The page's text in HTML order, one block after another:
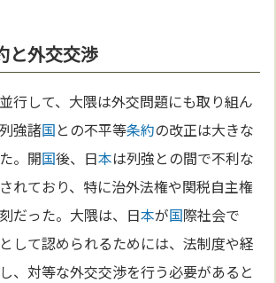
と外交交渉
行して、大隈は外交問題にも取り組ん
強諸国との不平等条約の改正は大きな
。開国後、日本は列強との間で不利な
れており、特に治外法権や関税自主権
だった。大隈は、日本が国際社会で
して認められるためには、法制度や経
、対等な外交交渉を行う必要があると